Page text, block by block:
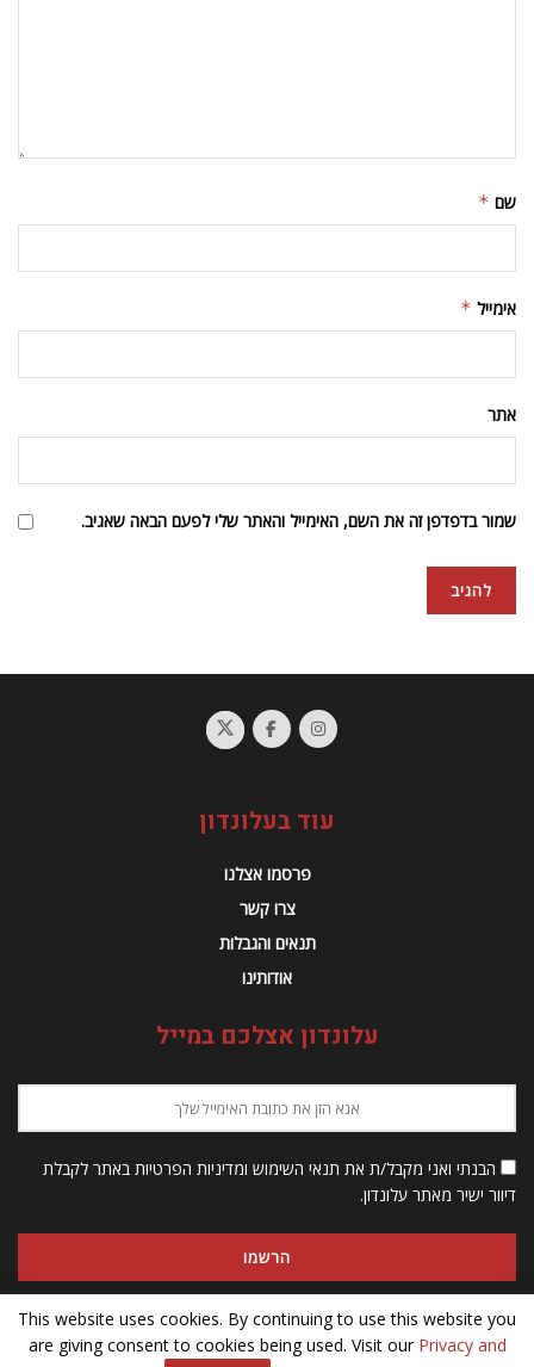
שם *
אימייל *
אתר
שמור בדפדפן זה את השם, האימייל והאתר שלי לפעם הבאה שאגיב.
לוטוס Evora, הלוטוס הראשונה
אוגוסט 4, 2008
This website uses cookies. By continuing to use this website you
are giving consent to cookies being used. Visit our Privacy and